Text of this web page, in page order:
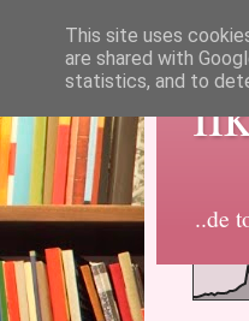
..de
This site uses
are shared with
statistics, and to